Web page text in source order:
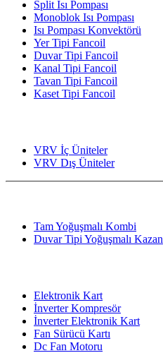
Split Isı Pompası
Monoblok Isı Pompası
Isı Pompası Konvektörü
Yer Tipi Fancoil
Duvar Tipi Fancoil
Kanal Tipi Fancoil
Tavan Tipi Fancoil
Kaset Tipi Fancoil
VRV İç Üniteler
VRV Dış Üniteler
Tam Yoğuşmalı Kombi
Duvar Tipi Yoğuşmalı Kazan
Elektronik Kart
İnverter Kompresör
İnverter Elektronik Kart
Fan Sürücü Kartı
Dc Fan Motoru